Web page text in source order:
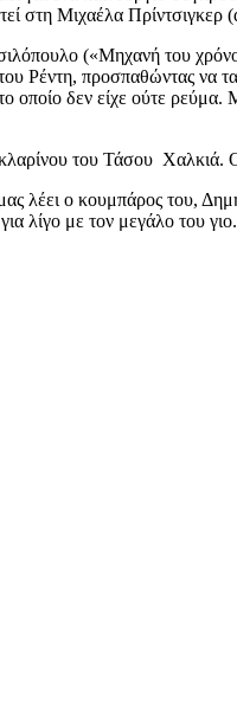
στη Μιχαέλα Πρίντσιγκερ
(«Μηχανή του
Ρέντη, προσπαθώντας να
το οποίο δεν είχε ούτε
του Τάσου Χαλκιά.
λέει ο κουμπάρος του,
λίγο με τον μεγάλο του